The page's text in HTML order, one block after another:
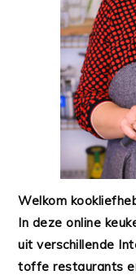
Welkom
In deze online
uit verschillende
toffe restaurants